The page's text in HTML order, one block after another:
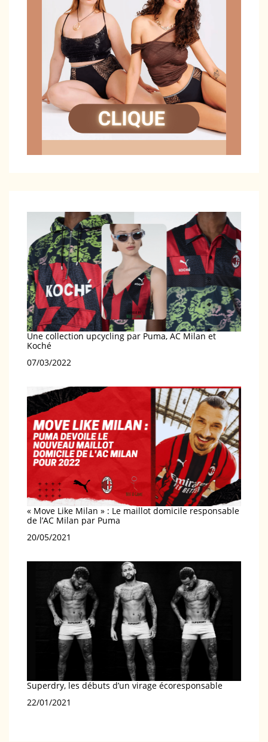
Une collection upcycling par Puma, AC Milan et
Koché
Date
07/03/2022
« Move Like Milan » : Le maillot domicile responsable
de l’AC Milan par Puma
Date
20/05/2021
Superdry, les débuts d’un virage écoresponsable
Date
22/01/2021